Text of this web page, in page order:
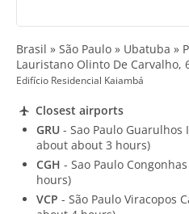
Brasil » São Paulo » Ubatuba »
Lauristano Olinto De Carvalho,
Edifício Residencial Kaiambá
Closest airports
GRU - Sao Paulo
about about 3 hours)
CGH - Sao Paulo Congonhas
hours)
VCP - São Paulo Viracopos